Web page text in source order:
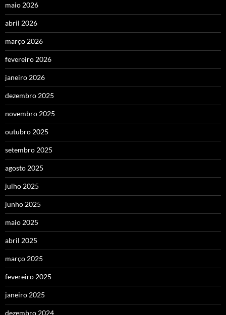
maio 2026
abril 2026
março 2026
fevereiro 2026
janeiro 2026
dezembro 2025
novembro 2025
outubro 2025
setembro 2025
agosto 2025
julho 2025
junho 2025
maio 2025
abril 2025
março 2025
fevereiro 2025
janeiro 2025
dezembro 2024